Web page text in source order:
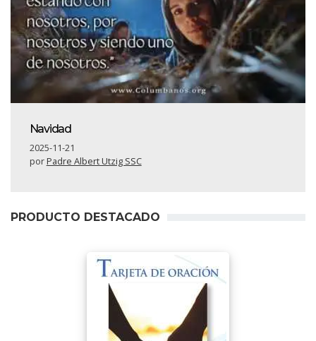
Navidad
2025-11-21
porPadre Albert Utzig SSC
PRODUCTO DESTACADO